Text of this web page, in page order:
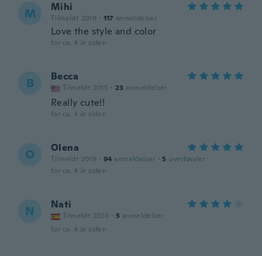
M Mihi
Tilmeldt 2019 · 117 anmeldelser
Love the style and color
for ca. 4 år siden
B Becca
Tilmeldt 2015 · 23 anmeldelser
Really cute!!
for ca. 4 år siden
O Olena
Tilmeldt 2019 · 94 anmeldelser · 5 overførsler
for ca. 4 år siden
N Nati
Tilmeldt 2020 · 5 anmeldelser
for ca. 4 år siden